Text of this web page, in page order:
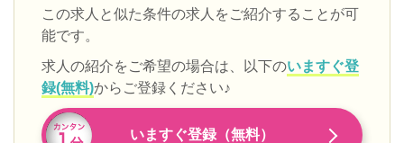
この求人と似た条件の求人をご紹介することが可
能です。
求人の紹介をご希望の場合は、以下のいますぐ登
録(無料)からご登録ください♪
いますぐ登録（無料）